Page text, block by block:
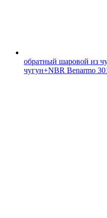
обратный шаровой из
чугун+NBR Benarmo